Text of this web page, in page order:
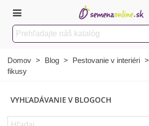
Domov > Blog > Pestovanie v interiéri >
fikusy
VYHĽADÁVANIE V BLOGOCH